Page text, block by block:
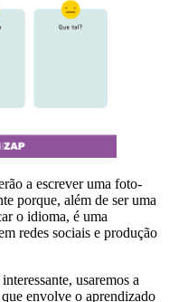
a escrever uma foto-
porque, além de ser uma
o idioma, é uma
redes sociais e produção
usaremos a
envolve o aprendizado